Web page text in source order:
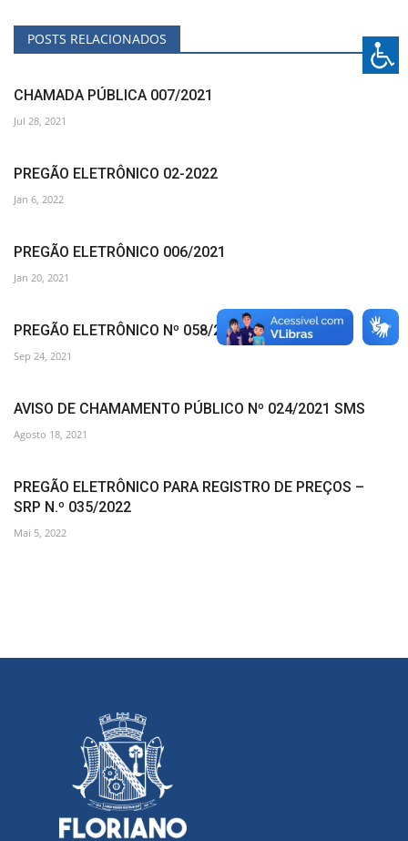
POSTS RELACIONADOS
CHAMADA PÚBLICA 007/2021
Jul 28, 2021
PREGÃO ELETRÔNICO 02-2022
Jan 6, 2022
PREGÃO ELETRÔNICO 006/2021
Jan 20, 2021
PREGÃO ELETRÔNICO Nº 058/2021 SMS
Sep 24, 2021
AVISO DE CHAMAMENTO PÚBLICO Nº 024/2021 SMS
Agosto 18, 2021
PREGÃO ELETRÔNICO PARA REGISTRO DE PREÇOS –
SRP N.º 035/2022
Mai 5, 2022